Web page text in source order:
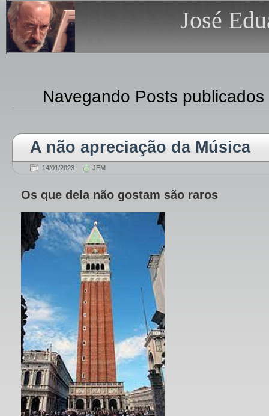
José
Navegando Posts
A não apreciação da Música
14/01/2023 JEM
Os que dela não gostam são raros